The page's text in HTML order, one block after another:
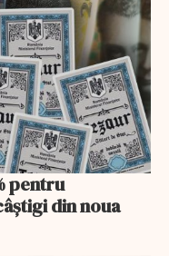
pentru
din noua